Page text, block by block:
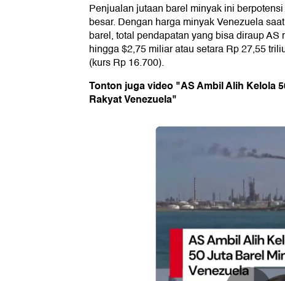
Penjualan jutaan barel minyak ini
besar. Dengan harga minyak Venezuela
barel, total pendapatan yang bisa diraup
hingga $2,75 miliar atau setara Rp 27,55
(kurs Rp 16.700).
Tonton juga video "AS Ambil Alih Kelola
Rakyat Venezuela"